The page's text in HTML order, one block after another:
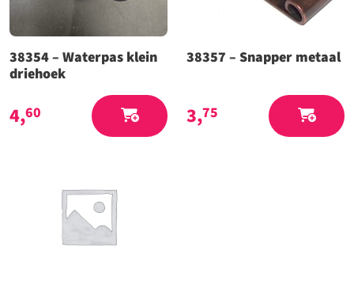
38354 – Waterpas klein
driehoek
4,60
38357 – Snapper metaal
3,75